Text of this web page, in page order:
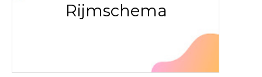
Rijmschema